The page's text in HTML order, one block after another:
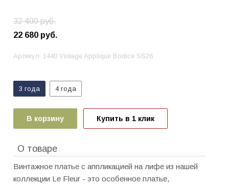
32 400руб.
22 680 руб.
Артикул: 1440 Vintage Applique Bodice SS26
3 года 4 года
В корзину Купить в 1 клик
О товаре
Винтажное платье с аппликацией на лифе из нашей
коллекции Le Fleur - это особенное платье,